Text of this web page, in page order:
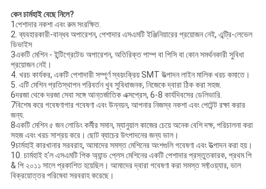
কেন চার্মহাই বেছে নিলে?
1পেশাদার নকশা এবং রুম সংরক্ষিত.
2. ব্যবহারকারী-বান্ধব অপারেশন, পেশাদার এসএমটি ইঞ্জিনিয়ারের প্রয়োজন নেই, এন্ট্রি-লেভেল
ডিভাইস
3একটি মেশিন - ইন্টিগ্রেটেড অপারেশন, অতিরিক্ত পাম্প বা পিসি বা কোন সমর্থনকারী সুবিধা
প্রয়োজন নেই।
4. খরচ কার্যকর, একটি পেশাদারী সম্পূর্ণ স্বয়ংক্রিয় SMT উত্পাদন লাইন মালিক খরচ কমাতে।
5. এটি মেশিন প্রতিস্থাপন পরিবর্তন খুব সুবিধাজনক, নিজেকে দ্বারা ঠিক করা সহজ.
6দরজা থেকে দরজা সেবা সঙ্গে আন্তর্জাতিক এক্সপ্রেস, 6-8 কার্যদিবসের ডেলিভারি.
7বিশেষ করে গবেষণাগার গবেষণা এবং উন্নয়ন, আপনার নিজস্ব নকশা এবং পেটেন্ট রক্ষা করার
জন্য.
8একটি মেশিন ৫ জন লোডিং কর্মীর সমান, ম্যানুয়াল কাজের চেয়ে অনেক বেশি দক্ষ, পরিচালনা করা
সহজ এবং খরচ সাশ্রয় করে। ছোট ব্যাচের উৎপাদনের জন্য ভাল।
9চার্মহাই কারখানার সরবরাহ, আমাদের সমস্ত মেশিনের অংশগুলি গবেষণা এবং উত্পাদন করা হয়।
10. চার্মহাই হ'ল এসএমটি পিক অ্যান্ড প্লেস মেশিনের একটি পেশাদার প্রস্তুতকারক, প্রথম পি
& পি ২০১১ সালে প্রকাশিত হয়েছিল। আমাদের দ্বারা গবেষণা করা সমস্ত সফ্টওয়্যার, ভাল
বিক্রয়োত্তর পরিষেবা সরবরাহ করেছে।